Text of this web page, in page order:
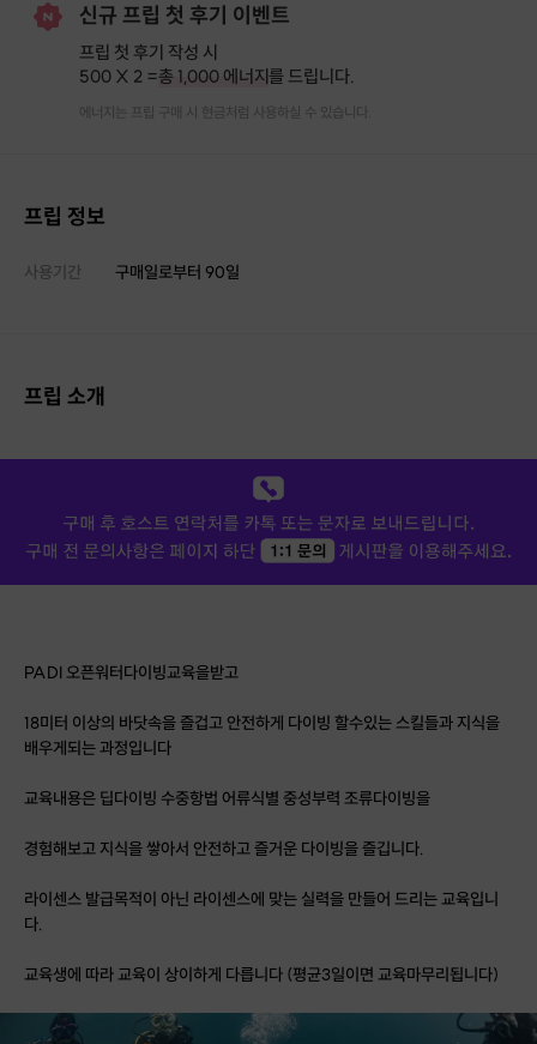
신규 프립 첫 후기 이벤트
프립 첫 후기 작성 시
500 X 2 =총 1,000 에너지를 드립니다.
에너지는 프립 구매 시 현금처럼 사용하실 수 있습니다.
프립 정보
사용기간 구매일로부터 90일
프립 소개
PADI 오픈워터다이빙교육을받고
18미터 이상의 바닷속을 즐겁고 안전하게 다이빙 할수있는 스킬들과 지식을
배우게되는 과정입니다
교육내용은 딥다이빙 수중항법 어류식별 중성부력 조류다이빙을
경험해보고 지식을 쌓아서 안전하고 즐거운 다이빙을 즐깁니다.
라이센스 발급목적이 아닌 라이센스에 맞는 실력을 만들어 드리는 교육입니
다.
교육생에 따라 교육이 상이하게 다릅니다 (평균3일이면 교육마무리됩니다)